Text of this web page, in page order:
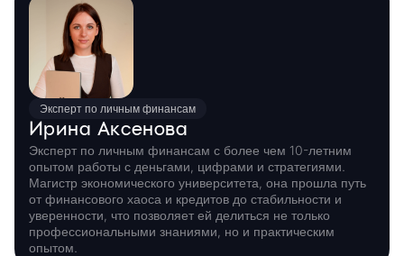
Эксперт по личным финансам
Ирина Аксенова
Эксперт по личным финансам с более чем 10-летним
опытом работы с деньгами, цифрами и стратегиями.
Магистр экономического университета, она прошла путь
от финансового хаоса и кредитов до стабильности и
уверенности, что позволяет ей делиться не только
профессиональными знаниями, но и практическим
опытом.